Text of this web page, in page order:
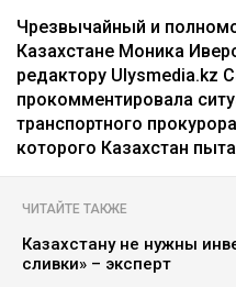
Чрезвычайный и
Казахстане Моника
редактору Ulysmedia.kz
прокомментировала
транспортного
которого Казахстан
ЧИТАЙТЕ ТАКЖЕ
Казахстану не нужны
сливки» – эксперт